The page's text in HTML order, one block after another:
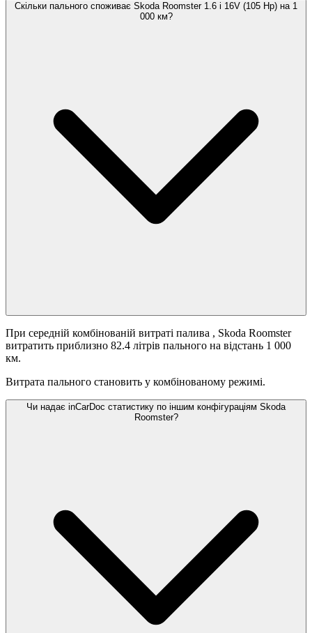
Скільки пального споживає Skoda Roomster 1.6 i 16V (105 Hp) на 1
000 км?
При середній комбінованій витраті палива , Skoda Roomster
витратить приблизно 82.4 літрів пального на відстань 1 000
км.
Витрата пального становить у комбінованому режимі.
Чи надає inCarDoc статистику по іншим конфігураціям Skoda
Roomster?